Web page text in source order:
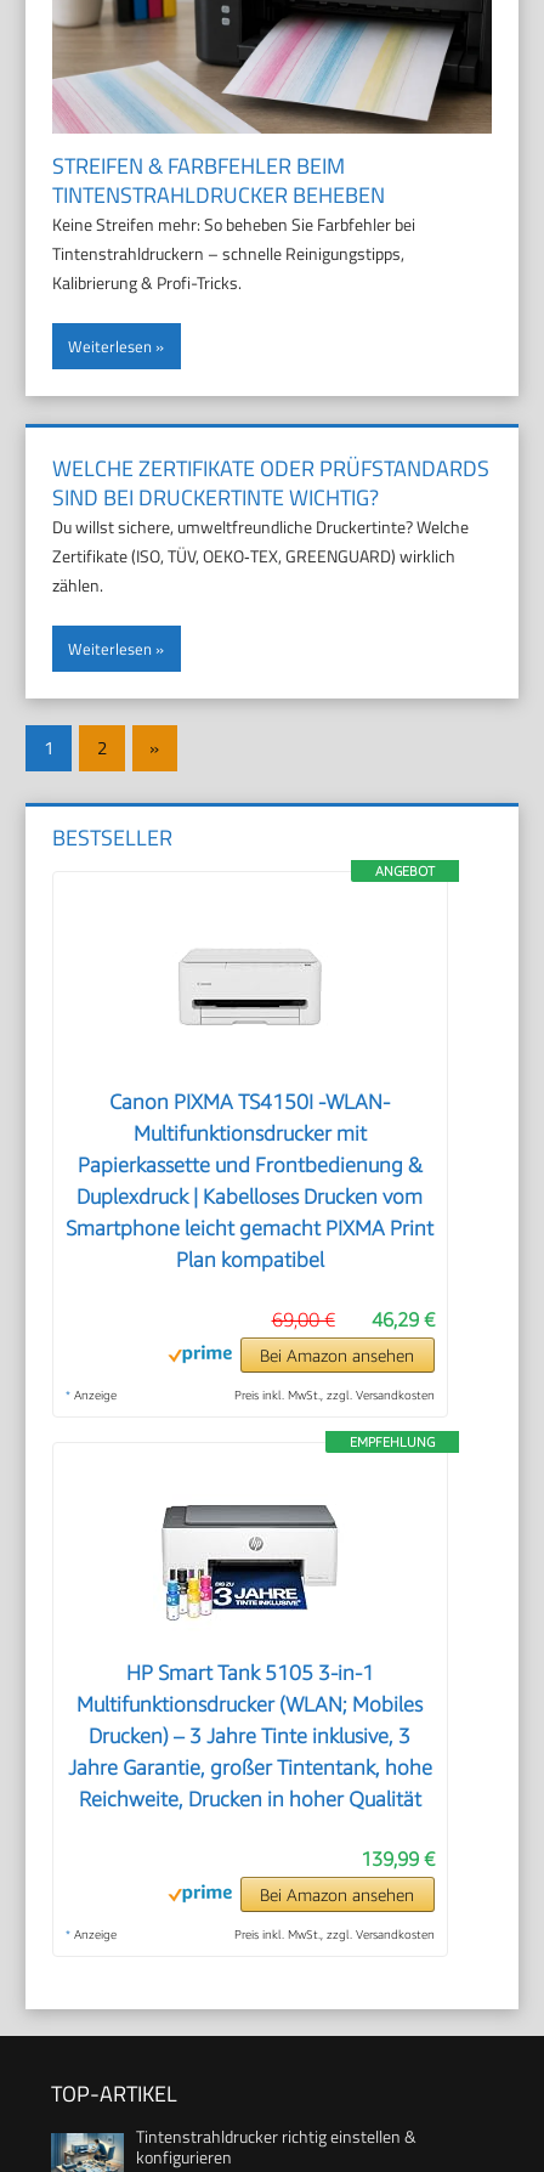
STREIFEN & FARBFEHLER BEIM
TINTENSTRAHLDRUCKER BEHEBEN
Keine Streifen mehr: So beheben Sie Farbfehler bei
Tintenstrahldruckern – schnelle Reinigungstipps,
Kalibrierung & Profi-Tricks.
Weiterlesen
WELCHE ZERTIFIKATE ODER PRÜFSTANDARDS
SIND BEI DRUCKERTINTE WICHTIG?
Du willst sichere, umweltfreundliche Druckertinte? Welche
Zertifikate (ISO, TÜV, OEKO‑TEX, GREENGUARD) wirklich
zählen.
Weiterlesen
Seitennummerierung
der
Beiträge
1 2
Nächste
Beiträge
»
BESTSELLER
ANGEBOT
Canon PIXMA TS4150I -WLAN-
Multifunktionsdrucker mit
Papierkassette und Frontbedienung &
Duplexdruck | Kabelloses Drucken vom
Smartphone leicht gemacht PIXMA Print
Plan kompatibel
46,29 €
69,00 €
Bei Amazon ansehen
* Anzeige Preis inkl. MwSt., zzgl. Versandkosten
EMPFEHLUNG
HP Smart Tank 5105 3-in-1
Multifunktionsdrucker (WLAN; Mobiles
Drucken) – 3 Jahre Tinte inklusive, 3
Jahre Garantie, großer Tintentank, hohe
Reichweite, Drucken in hoher Qualität
139,99 €
Bei Amazon ansehen
* Anzeige Preis inkl. MwSt., zzgl. Versandkosten
TOP-ARTIKEL
Tintenstrahldrucker richtig einstellen &
konfigurieren